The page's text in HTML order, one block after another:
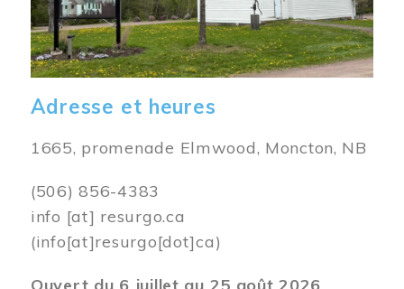
Adresse et heures
1665, promenade Elmwood, Moncton, NB
(506) 856-4383
info [at] resurgo.ca
(info[at]resurgo[dot]ca)
Ouvert du 6 juillet au 25 août 2026